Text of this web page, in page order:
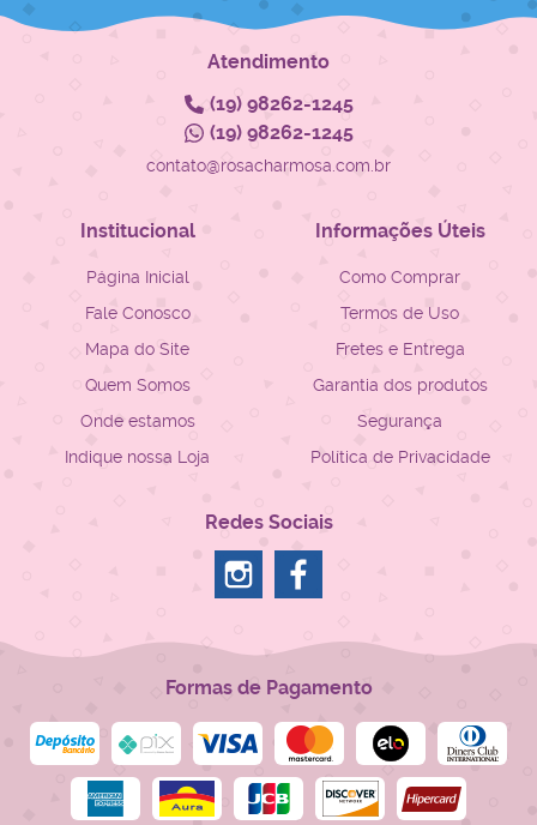
Atendimento
(19)98262-1245
(19)98262-1245
contato@rosacharmosa.com.br
Institucional
Página Inicial
Fale Conosco
Mapa do Site
Quem Somos
Onde estamos
Indique nossa Loja
Informações Úteis
Como Comprar
Termos de Uso
Fretes e Entrega
Garantia dos produtos
Segurança
Política de Privacidade
Redes Sociais
Formas de Pagamento